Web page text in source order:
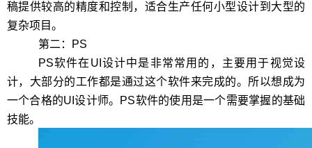
稿提供较高的精度和控制，适合生产任何小型设计到大型的
复杂项目。
第二：
PS
PS软件在 UI 设计中是非常常用的，主要用于视觉设
计，大部分的工作都是通过这个软件来完成的。所以想成为
一个合格的UI设计师。 PS软件的使用是一个需要掌握的基础
技能。